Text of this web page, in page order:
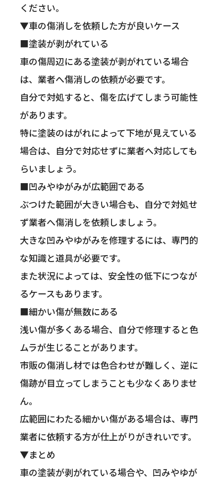
ください。
▼車の傷消しを依頼した方が良いケース
■塗装が剥がれている
車の傷周辺にある塗装が剥がれている場合
は、業者へ傷消しの依頼が必要です。
自分で対処すると、傷を広げてしまう可能性
があります。
特に塗装のはがれによって下地が見えている
場合は、自分で対応せずに業者へ対応しても
らいましょう。
■凹みやゆがみが広範囲である
ぶつけた範囲が大きい場合も、自分で対処せ
ず業者へ傷消しを依頼しましょう。
大きな凹みやゆがみを修理するには、専門的
な知識と道具が必要です。
また状況によっては、安全性の低下につなが
るケースもあります。
■細かい傷が無数にある
浅い傷が多くある場合、自分で修理すると色
ムラが生じることがあります。
市販の傷消し材では色合わせが難しく、逆に
傷跡が目立ってしまうことも少なくありませ
ん。
広範囲にわたる細かい傷がある場合は、専門
業者に依頼する方が仕上がりがきれいです。
▼まとめ
車の塗装が剥がれている場合や、凹みやゆが